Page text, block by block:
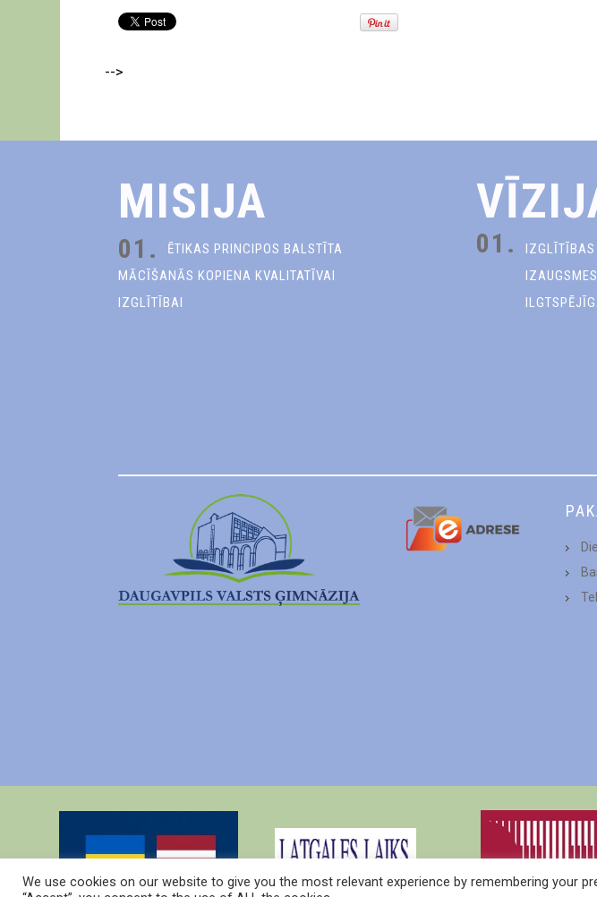
-->
MISIJA
01.
ĒTIKAS PRINCIPOS BALSTĪTA
MĀCĪŠANĀS KOPIENA KVALITATĪVAI
IZGLĪTĪBAI
01.
IZGLĪTĪBAS
We use cookies on our website to give you the most relevant experience by remembering your